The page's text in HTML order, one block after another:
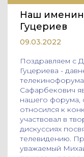
Наш
Гуцериев
09.03.2022
Поздравляем с
Гуцериева -
Сафарбекович
нашего форума,
относился к
участвовал в
дискуссиях
телевидению.
уважаемый